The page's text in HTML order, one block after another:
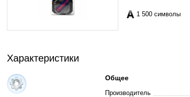
1 500 символы
Характеристики
Общее
Производитель